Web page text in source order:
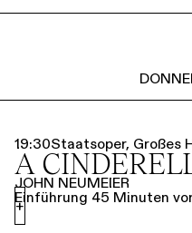
19:30Staatsoper, Großes
A
JOHN NEUMEIER
Einführung 45 Minuten
+